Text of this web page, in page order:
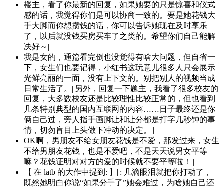
楼主，看了你最新的回复，如果她要的只是惊喜和仪式
感的话，我觉得你们是可以协商一致的。要是她花钱大
手大脚而你想攒钱的话，你可以告诉她现在及时享乐
了，以后就没钱买房买车了之类的。希望你们自己能解
决好～||
我是女的，通篇看完倒也没觉得有啥大问题，但自省一
下，女生们也要记得，小红书这玩意儿很多人只会展示
光鲜亮丽的一面，没有上下文的。别把别人的视频当成
日常生活了。||另外，回复一下题主，我看了很多校友的
回复，大多数校友还是比较理性比较正常的，但也看到
几条特别典型的国内互联网的内容……日子最终还是你
俩自己过，旁人指手画脚让和让分都是打字几秒钟的事
情，切勿盲目上头做下冲动的决定。||
OK啊，男朋友不给女朋友花钱是不爱，那发过来，女生
不给男朋友花钱，也是不爱吧，不是天天说男女平等
嘛？花钱证明对对方的爱的时候就不要平等啦！||
【 在 latb 的大作中提到: 】||: 几滴眼泪就把你打动了，
既然她明白你说“如果分手了”她会难过，为啥她自己还